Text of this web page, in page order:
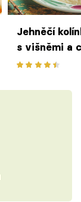
Jehněčí
s višněmi a